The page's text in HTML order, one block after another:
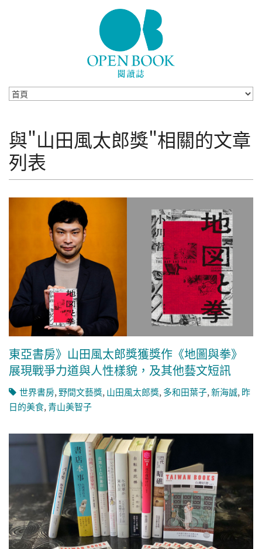
與"山田風太郎獎"相關的文章
列表
東亞書房》山田風太郎獎獲獎作《地圖與拳》
展現戰爭力道與人性樣貌，及其他藝文短訊
世界書房,野間文藝獎,山田風太郎獎,多和田葉子,新海誠,昨
日的美食,青山美智子